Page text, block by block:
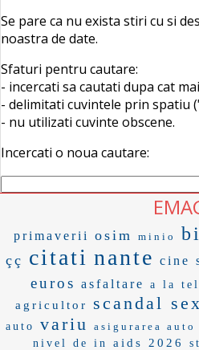
Se pare ca nu exista stiri cu si
noastra de date.
Sfaturi pentru cautare:
- incercati sa cautati dupa cat
- delimitati cuvintele prin spatiu
- nu utilizati cuvinte obscene.
Incercati o noua cautare:
primaverii osim minio
çç citati nante cine
euros asfaltare a la
agricultor scandal
auto
variu asigurarea auto
nivel de in aids 2026